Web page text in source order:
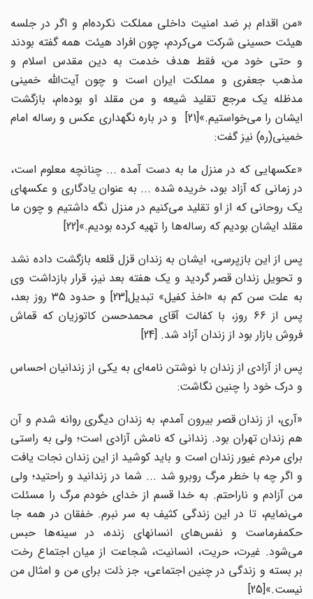
«من اقدام بر ضد امنیت داخلی مملکت نکرده‌ام و اگر در جلسه
هیئت حسینی شرکت می‌کردم، چون افراد هیئت همه گفته بودند
و حتی خود من، فقط هدف خدمت به دین مقدس اسلام و
مذهب جعفری و مملکت ایران است و چون آیت‌الله خمینی
مدظله یک مرجع تقلید شیعه و من مقلد او بوده‌ام، بازگشت
ایشان را می‌خواستیم.»[21] و در باره نگهداری عکس و رساله امام
خمینی(ره) نیز گفت:
«عکسهایی که در منزل ما به دست آمده ... چنانچه معلوم است،
در زمانی که آزاد بود، خریده شده ... به ‌عنوان یادگاری و عکسهای
یک روحانی که از او تقلید می‌کنیم در منزل نگه داشتیم و چون ما
مقلد ایشان بودیم که رساله‌ها را تهیه کرده بودیم.»[22]
پس از این بازپرسی، ایشان به زندان قزل قلعه بازگشت داده نشد
و تحویل زندان قصر گردید و یک هفته بعد نیز، قرار بازداشت وی
به علت سن کم به «اخذ کفیل» تبدیل[23] و حدود 35 روز بعد،
پس از 66 روز، با کفالت آقای محمدحسن کاتوزیان که قماش
فروش بازار بود از زندان آزاد شد. [24]
پس از آزادی از زندان با نوشتن نامه‌ای به یکی از زندانیان احساس
و درک خود را چنین نگاشت:
«آری، از زندان قصر بیرون آمدم، به زندان دیگری روانه شدم و آن
هم زندان تهران بود. زندانی که نامش آزادی است؛ ولی به راستی
برای مردم غیور زندان است و باید کوشید از این زندان نجات یافت
و اگر چه با خطر مرگ روبرو شد ... شما در زندانید و راحتید؛ ولی
من آزادم و ناراحتم. به خدا قسم از خدای خودم مرگ را مسئلت
می‌نمایم، تا در این زندگی کثیف به سر نبرم. خفقان در همه جا
حکمفرماست و نفس‌های انسانهای زنده، در سینه‌ها حبس
می‌شود. غیرت، حریت، انسانیت، شجاعت از میان اجتماع رخت
بر بسته و زندگی در چنین اجتماعی، جز ذلت برای من و امثال من
نیست.»[25]